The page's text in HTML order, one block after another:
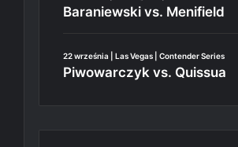
Baraniewski vs. Menifield
22 września | Las Vegas | Contender Series
Piwowarczyk vs. Quissua